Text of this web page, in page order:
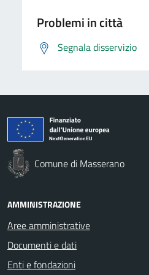
Problemi in città
Segnala disservizio
Comune di Masserano
AMMINISTRAZIONE
Aree amministrative
Documenti e dati
Enti e fondazioni